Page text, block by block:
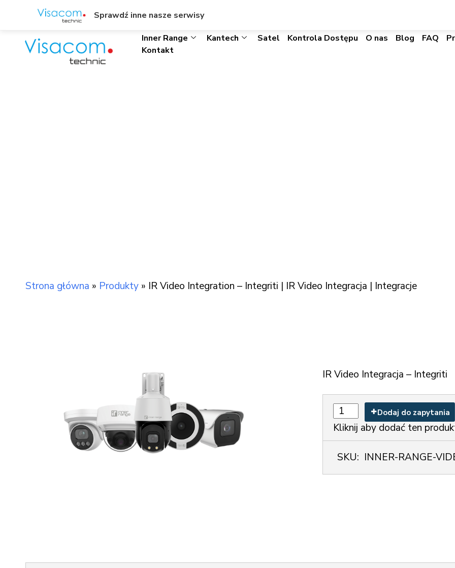
ul. Wł. Trylińskiego 8/L1, Olsztyn +48895342323
Inner Range Kantech Satel Kontrola Dostępu O nas Blog FAQ
Kontakt
Strona główna » Produkty » IR Video Integration – Integriti | IR Video Integracja | Integracje
IR Video Integracja – Integriti
Dodaj do zapytania
Kliknij aby dodać ten
SKU: INNER-RANGE-
Sprawdź inne nasze serwisy